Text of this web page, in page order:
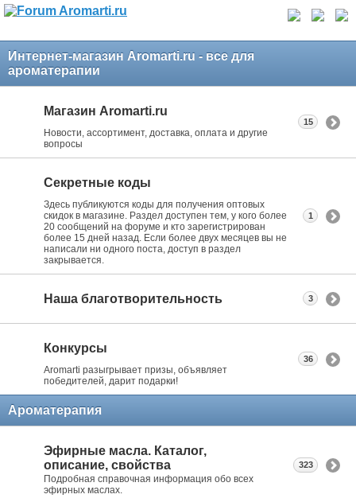
Интернет-магазин Aromarti.ru - все для
ароматерапии
Магазин Aromarti.ru
Новости, ассортимент, доставка, оплата и другие
вопросы
15
Секретные коды
Здесь публикуются коды для получения оптовых
скидок в магазине. Раздел доступен тем, у кого более
20 сообщений на форуме и кто зарегистрирован
более 15 дней назад. Если более двух месяцев вы не
написали ни одного поста, доступ в раздел
закрывается.
1
Наша благотворительность 3
Конкурсы
Aromarti разыгрывает призы, объявляет
победителей, дарит подарки!
36
Ароматерапия
Эфирные масла. Каталог,
описание, свойства
Подробная справочная информация обо всех
эфирных маслах.
323